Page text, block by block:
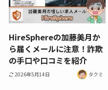
HireSphereの加藤美月か
ら届くメールに注意！詐欺
の手口や口コミを紹介
2026年5月14日 タクミ